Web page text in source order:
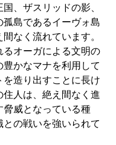
、ザスリッドの影、
島であるイーヴォ島
なく流れています。
オーガによる文明の
かなマナを利用して
造り出すことに長け
人は、絶え間なく進
威となっている種
の戦いを強いられて